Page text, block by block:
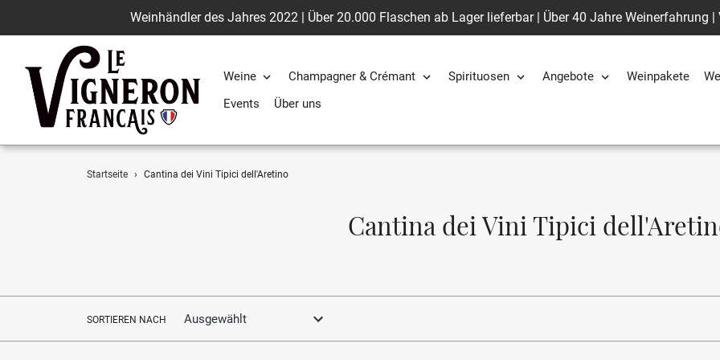
Weinhändler des Jahres 2022 | Über 20.000 Flaschen ab Lager lieferbar | Über 40 Jahre Weinerfahrung
Weine Champagner & Crémant Spirituosen Angebote Weinpakete
Events
Über uns
Startseite › Cantina dei Vini Tipici dell'Aretino
S
l
Cantina dei Vini Tipici
SORTIEREN NACH